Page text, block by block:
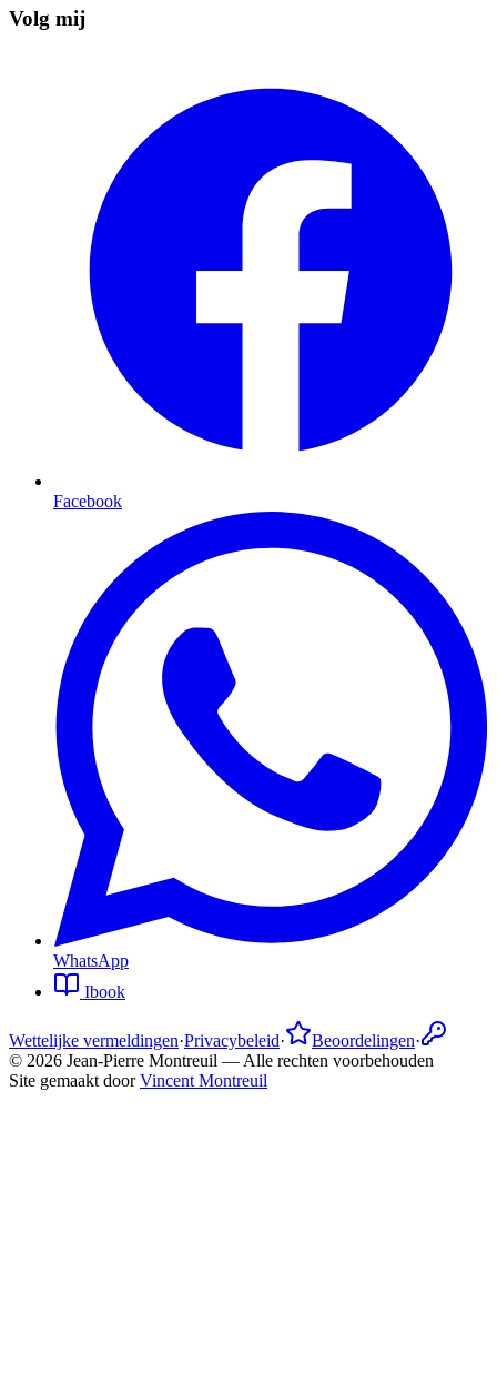
Volg mij
Facebook
WhatsApp
Ibook
Wettelijke vermeldingen·Privacybeleid· Beoordelingen·
© 2026 Jean-Pierre Montreuil — Alle rechten voorbehouden
Site gemaakt door Vincent Montreuil